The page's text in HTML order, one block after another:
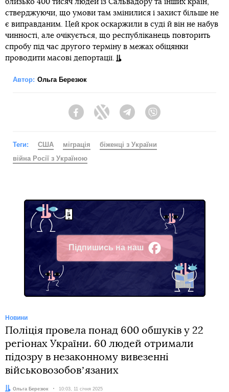
близько 400 тисяч людей із Сальвадору та інших країн,
стверджуючи, що умови там змінилися і захист більше не
є виправданим. Цей крок оскаржили в суді й він не набув
чинності, але очікується, що республіканець повторить
спробу під час другого терміну в межах обіцянки
проводити масові депортації.
Автор: Ольга Березюк
FacebookTwitter Telegram
Теги: США міграція
біженці з України
війна Росії з Україною
Підпишись на наш
Facebook
Новини
Поліція провела понад 600 обшуків у 22
регіонах України. 60 людей отримали
підозру в незаконному вивезенні
військовозобовʼязаних
Автор:
Ольга Березюк Дата:
10:03, 11 січня 2025